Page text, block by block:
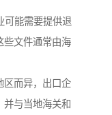
可能需要提供退
些文件通常由海
区而异，出口企
并与当地海关和